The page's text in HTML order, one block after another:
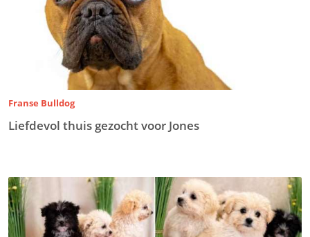
Franse Bulldog
Liefdevol thuis gezocht voor Jones